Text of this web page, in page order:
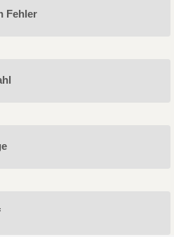
Fehler